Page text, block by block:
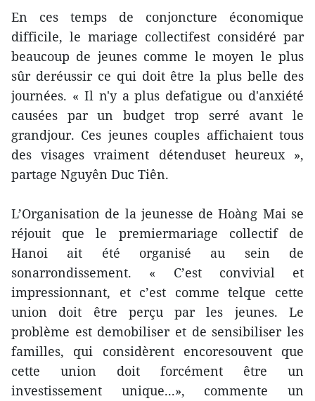
En ces temps de conjoncture économique
difficile, le mariage collectifest considéré par
beaucoup de jeunes comme le moyen le plus
sûr deréussir ce qui doit être la plus belle des
journées. « Il n'y a plus defatigue ou d'anxiété
causées par un budget trop serré avant le
grandjour. Ces jeunes couples affichaient tous
des visages vraiment détenduset heureux »,
partage Nguyên Duc Tiên.
L’Organisation de la jeunesse de Hoàng Mai se
réjouit que le premiermariage collectif de
Hanoi ait été organisé au sein de
sonarrondissement. « C’est convivial et
impressionnant, et c’est comme telque cette
union doit être perçu par les jeunes. Le
problème est demobiliser et de sensibiliser les
familles, qui considèrent encoresouvent que
cette union doit forcément être un
investissement unique...», commente un